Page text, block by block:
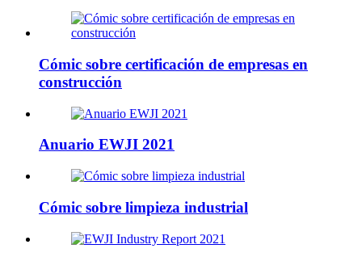
Cómic sobre certificación de empresas en
construcción
Anuario EWJI 2021
Cómic sobre limpieza industrial